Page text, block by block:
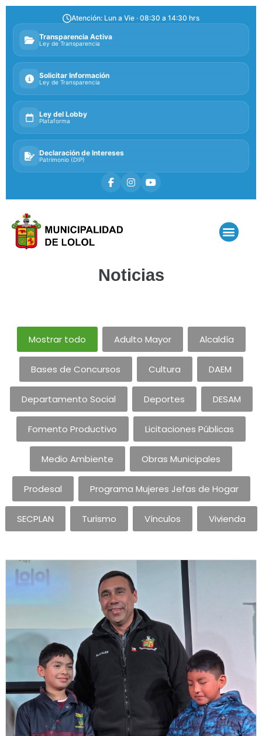
Atención: Lun a Vie · 08:30 a 14:30 hrs
Transparencia Activa
Ley de Transparencia
Solicitar Información
Ley de Transparencia
Ley del Lobby
Plataforma
Declaración de Intereses
Patrimonio (DIP)
Noticias
Mostrar todo Adulto Mayor Alcaldía
Bases de Concursos Cultura DAEM
Departamento Social Deportes DESAM
Fomento Productivo Licitaciones Públicas
Medio Ambiente Obras Municipales
Prodesal Programa Mujeres Jefas de Hogar
SECPLAN Turismo Vínculos Vivienda